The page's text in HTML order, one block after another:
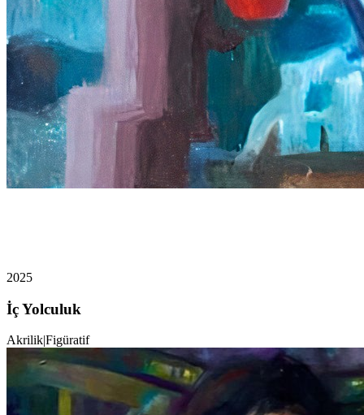
2025
İç Yolculuk
Akrilik|Figüratif